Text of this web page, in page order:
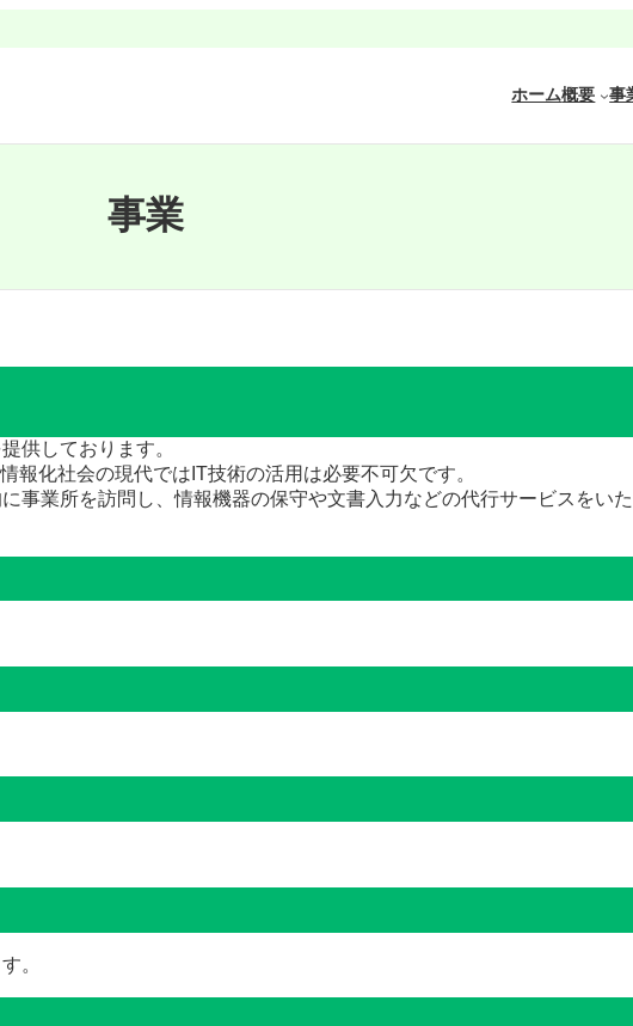
ホーム概要 事
事業
供しております。
化社会の現代ではIT技術の活用は必要不可欠です。
事業所を訪問し、情報機器の保守や文書入力などの代行サービスをいた
。